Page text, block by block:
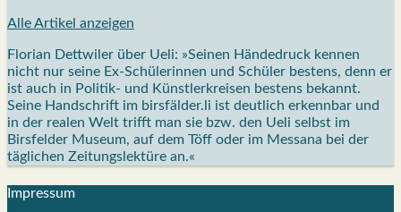
Alle Artikel anzeigen
Florian Dettwiler über Ueli: »Seinen Händedruck kennen
nicht nur seine Ex-Schülerinnen und Schüler bestens, denn er
ist auch in Politik- und Künstlerkreisen bestens bekannt.
Seine Handschrift im birsfälder.li ist deutlich erkennbar und
in der realen Welt trifft man sie bzw. den Ueli selbst im
Birsfelder Museum, auf dem Töff oder im Messana bei der
täglichen Zeitungslektüre an.«
Impres­sum